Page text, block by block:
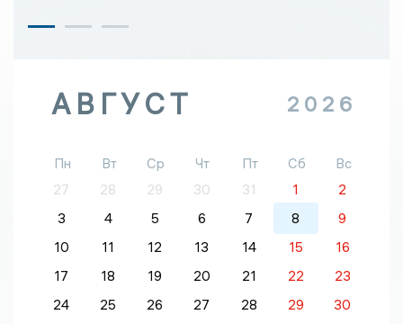
АВГУСТ 2026
Пн Вт Ср Чт Пт Сб
Вс
27
28 29 30 31 1
2
3
4 5 6 7 8
9
10
11 12 13 14 15
16
17
18 19 20 21 22
23
24
25 26 27 28 29
30